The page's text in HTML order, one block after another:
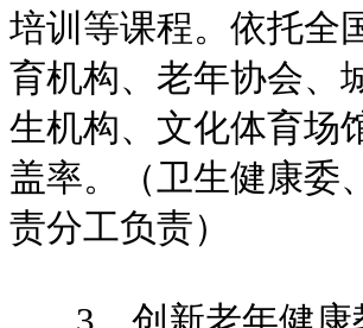
培训等课程。依托全
育机构、老年协会、
生机构、文化体育场
盖率。（卫生健康委
责分工负责）